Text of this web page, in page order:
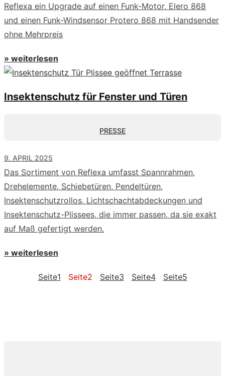
Reflexa ein Upgrade auf einen Funk-Motor, Elero 868
und einen Funk-Windsensor Protero 868 mit Handsender
ohne Mehrpreis
» weiterlesen
Insektenschutz für Fenster und Türen
PRESSE
9. APRIL 2025
Das Sortiment von Reflexa umfasst Spannrahmen,
Drehelemente, Schiebetüren, Pendeltüren,
Insektenschutzrollos, Lichtschachtabdeckungen und
Insektenschutz-Plissees, die immer passen, da sie exakt
auf Maß gefertigt werden.
» weiterlesen
Seite1 Seite2 Seite3 Seite4 Seite5